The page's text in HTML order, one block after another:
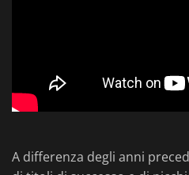
A differenza degli anni